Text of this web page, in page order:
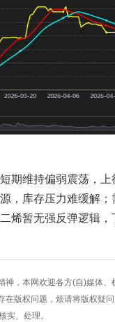
维持偏弱震荡，上
，库存压力难缓解
烯暂无强反弹逻辑，
神，本网欢迎各方(自)媒体
在版权问题，烦请将版权疑
实、处理。